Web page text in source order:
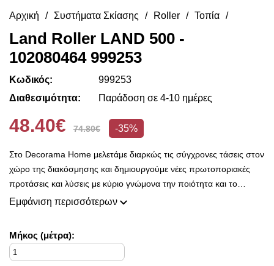
Αρχική Συστήματα Σκίασης Roller Τοπία
Land Roller LAND 500 -
102080464 999253
Κωδικός:
999253
Διαθεσιμότητα:
Παράδοση σε 4-10 ημέρες
48.40€ 74.80€ -35%
Στο Decorama Home μελετάμε διαρκώς τις σύγχρονες τάσεις στον
χώρο της διακόσμησης και δημιουργούμε νέες πρωτοποριακές
προτάσεις και λύσεις με κύριο γνώμονα την ποιότητα και το
ασύγκριτο design, προκειμένου να είμαστε πάντοτε σε θέση να
φρέσκες ιδέες διακόσμησης, που ικανοποιούν ακόμη και τους πιο
απαιτητικούς!
Εμφάνιση περισσότερων
Mήκος (μέτρα):